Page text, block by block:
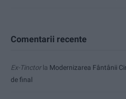
Comentarii recente
Ex-Tinctorla Modernizarea Fântânii
de final